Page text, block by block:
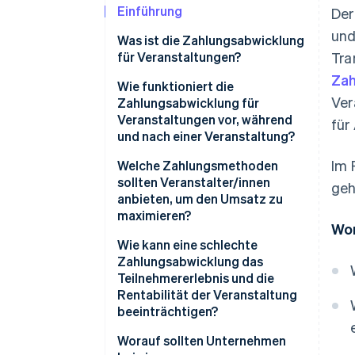
Einführung
Was ist die Zahlungsabwicklung
für Veranstaltungen?
Wie funktioniert die
Zahlungsabwicklung für
Veranstaltungen vor, während
und nach einer Veranstaltung?
Vor der Veranstaltung
Während der Veranstaltung
Nach der Veranstaltung
Welche Zahlungsmethoden
sollten Veranstalter/innen
anbieten, um den Umsatz zu
maximieren?
Kredit- und Debitkarten
Digital Wallets
QR-Codes und Zahlungen von
Konto zu Konto
Bargeld
Wie kann eine schlechte
Zahlungsabwicklung das
Teilnehmererlebnis und die
Rentabilität der Veranstaltung
beeinträchtigen?
Langsame Bezahlvorgänge
Worauf sollten Unternehmen
für
Im